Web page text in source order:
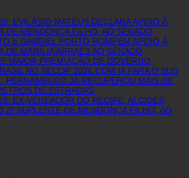
EVILÁSIO MATEUS DECLARA APOIO À
DE MENDONÇA FILHO, AO SENADO
E GABRIEL PORTO ROMPEM APOIO À
DE MARÍLIA ARRAES AO SENADO
MAIOR PREMIAÇÃO DE GOVERNO
NO SECOP 2026 COM IA PARA O SUS
PERNAMBUCO JÁ RECUPEROU MAIS DE
DE ESTRADAS
EX-VEREADOR DO RECIFE, ALCIDES
2º SUPLENTE DE MENDONÇA FILHO, AO